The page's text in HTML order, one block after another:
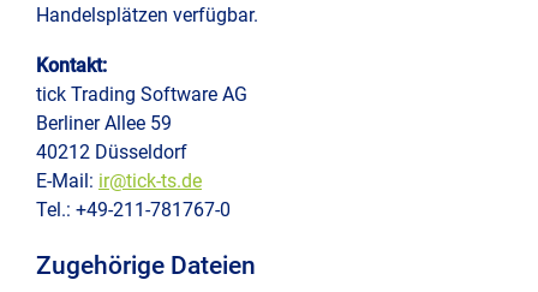
Handelsplätzen verfügbar.
Kontakt:
tick Trading Software AG
Berliner Allee 59
40212 Düsseldorf
E-Mail: ir@tick-ts.de
Tel.: +49-211-781767-0
Zugehörige Dateien